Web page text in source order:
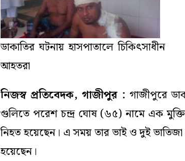
ডাকাতির ঘটনায় হাসপাতালে চিকিৎসাধীন
আহতরা
নিজস্ব প্রতিবেদক, গাজীপুর : গাজীপুরে
গুলিতে পরেশ চন্দ্র ঘোষ (৬৫) নামে এক
নিহত হয়েছেন। এ সময় তার ভাই ও দুই
হয়েছেন।